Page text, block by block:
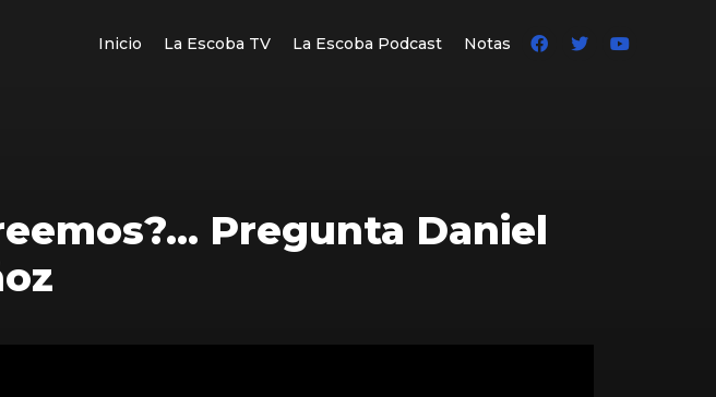
Inicio La Escoba TV La Escoba Podcast Notas
Pregunta Daniel